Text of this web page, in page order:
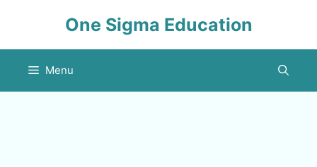
One Sigma Education
Menu